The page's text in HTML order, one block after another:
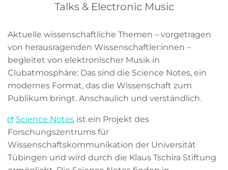
Talks & Electronic Music
Aktuelle wissenschaftliche Themen – vorgetragen
von herausragenden Wissenschaftler:innen –
begleitet von elektronischer Musik in
Clubatmosphäre: Das sind die Science Notes, ein
modernes Format, das die Wissenschaft zum
Publikum bringt. Anschaulich und verständlich.
Science Notes ist ein Projekt des
Forschungszentrums für
Wissenschaftskommunikation der Universität
Tübingen und wird durch die Klaus Tschira Stiftung